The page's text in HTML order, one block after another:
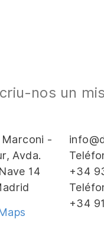
nos un
Marconi -
Avda.
14
+34
+34